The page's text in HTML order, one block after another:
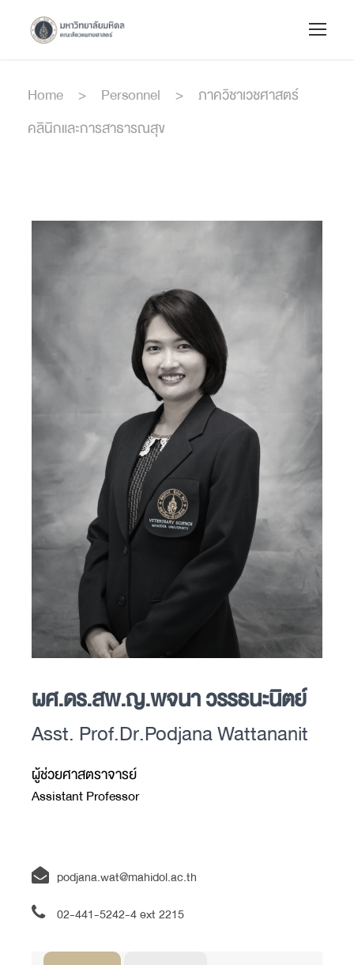
Home > Personnel >
ภาควิชาเวชศาสตร์
คลินิกและการสาธารณสุข
ผศ.ดร.สพ.ญ.พจนา วรรธนะนิตย์
Asst. Prof.Dr.Podjana Wattananit
ผู้ช่วยศาสตราจารย์
Assistant Professor
podjana.wat@mahidol.ac.th
02-441-5242-4 ext2215